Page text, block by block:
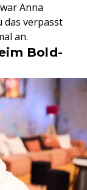
Anna
das verpasst
an.
Bold-